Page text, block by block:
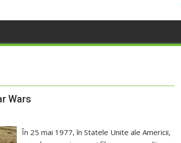
Wars
În 25 mai 1977, în Statele Unite ale Americii,